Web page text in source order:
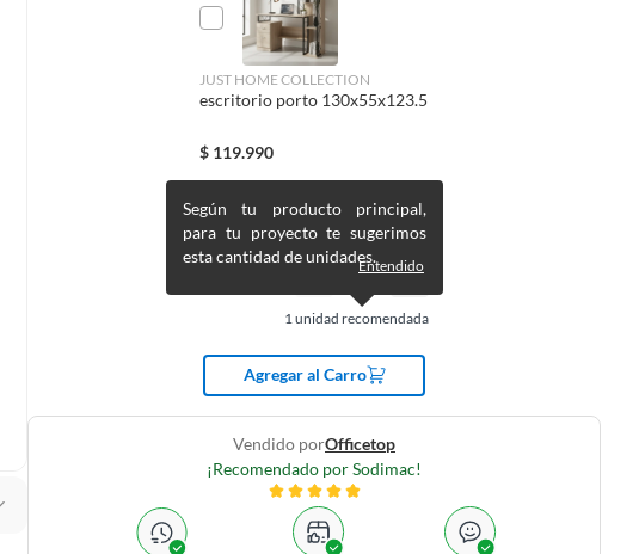
JUST HOME COLLECTION
escritorio porto 130x55x123.5
$ 119.990
1 unidad recomendada
Según tu producto principal,
para tu proyecto te sugerimos
esta cantidad de unidades.Entendido
Agregar al Carro
Vendido porOfficetop
¡Recomendado por Sodimac!